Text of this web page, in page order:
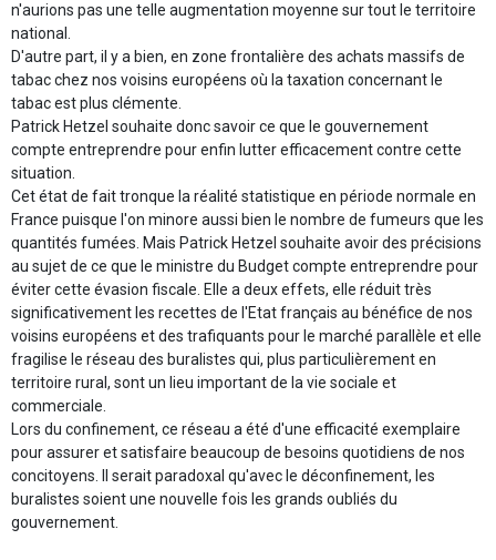
n'aurions pas une telle augmentation moyenne sur tout le territoire
national.
D'autre part, il y a bien, en zone frontalière des achats massifs de
tabac chez nos voisins européens où la taxation concernant le
tabac est plus clémente.
Patrick Hetzel souhaite donc savoir ce que le gouvernement
compte entreprendre pour enfin lutter efficacement contre cette
situation.
Cet état de fait tronque la réalité statistique en période normale en
France puisque l'on minore aussi bien le nombre de fumeurs que les
quantités fumées. Mais Patrick Hetzel souhaite avoir des précisions
au sujet de ce que le ministre du Budget compte entreprendre pour
éviter cette évasion fiscale. Elle a deux effets, elle réduit très
significativement les recettes de l'Etat français au bénéfice de nos
voisins européens et des trafiquants pour le marché parallèle et elle
fragilise le réseau des buralistes qui, plus particulièrement en
territoire rural, sont un lieu important de la vie sociale et
commerciale.
Lors du confinement, ce réseau a été d'une efficacité exemplaire
pour assurer et satisfaire beaucoup de besoins quotidiens de nos
concitoyens. Il serait paradoxal qu'avec le déconfinement, les
buralistes soient une nouvelle fois les grands oubliés du
gouvernement.